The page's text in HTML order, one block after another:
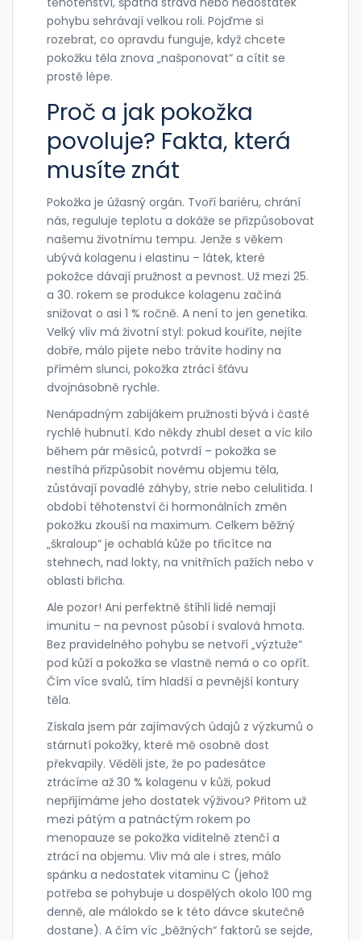
pohybu sehrávají velkou roli. Pojďme si
rozebrat, co opravdu funguje, když chcete
pokožku těla znova „našponovat“ a cítit se
prostě lépe.
Proč a jak pokožka
povoluje? Fakta, která
musíte znát
Pokožka je úžasný orgán. Tvoří bariéru, chrání
nás, reguluje teplotu a dokáže se přizpůsobovat
našemu životnímu tempu. Jenže s věkem
ubývá kolagenu i elastinu – látek, které
pokožce dávají pružnost a pevnost. Už mezi 25.
a 30. rokem se produkce kolagenu začíná
snižovat o asi 1 % ročně. A není to jen genetika.
Velký vliv má životní styl: pokud kouříte, nejíte
dobře, málo pijete nebo trávíte hodiny na
přímém slunci, pokožka ztrácí šťávu
dvojnásobně rychle.
Nenápadným zabijákem pružnosti bývá i časté
rychlé hubnutí. Kdo někdy zhubl deset a víc kilo
během pár měsíců, potvrdí – pokožka se
nestíhá přizpůsobit novému objemu těla,
zůstávají povadlé záhyby, strie nebo celulitida. I
období těhotenství či hormonálních změn
pokožku zkouší na maximum. Celkem běžný
„škraloup“ je ochablá kůže po třicítce na
stehnech, nad lokty, na vnitřních pažích nebo v
oblasti břicha.
Ale pozor! Ani perfektně štíhlí lidé nemají
imunitu – na pevnost působí i svalová hmota.
Bez pravidelného pohybu se netvoří „výztuže“
pod kůží a pokožka se vlastně nemá o co opřít.
Čím více svalů, tím hladší a pevnější kontury
těla.
Získala jsem pár zajímavých údajů z výzkumů o
stárnutí pokožky, které mě osobně dost
překvapily. Věděli jste, že po padesátce
ztrácíme až 30 % kolagenu v kůži, pokud
nepřijímáme jeho dostatek výživou? Přitom už
mezi pátým a patnáctým rokem po
menopauze se pokožka viditelně ztenčí a
ztrácí na objemu. Vliv má ale i stres, málo
spánku a nedostatek vitaminu C (jehož
potřeba se pohybuje u dospělých okolo 100 mg
denně, ale málokdo se k této dávce skutečně
dostane). A čím víc „běžných“ faktorů se sejde,